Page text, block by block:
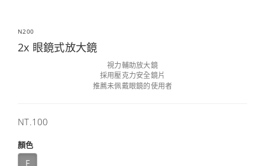
N200
2x 眼鏡式放大鏡
視力輔助放大鏡
採用壓克力安全鏡片
推薦未佩戴眼鏡的使用者
售
NT.100
顏色
F